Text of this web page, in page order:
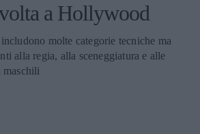
a Hollywood
molte categorie tecniche ma
alla regia, alla sceneggiatura e alle
maschili